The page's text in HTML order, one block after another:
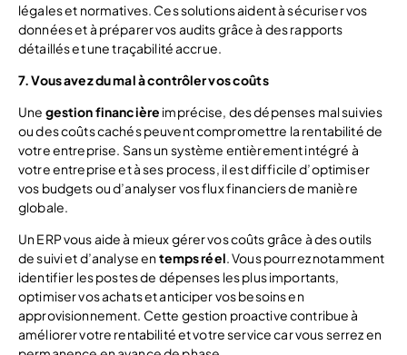
légales et normatives. Ces solutions aident à sécuriser vos
données et à préparer vos audits grâce à des rapports
détaillés et une traçabilité accrue.
7. Vous avez du mal à contrôler vos coûts
Une gestion financière imprécise, des dépenses mal suivies
ou des coûts cachés peuvent compromettre la rentabilité de
votre entreprise. Sans un système entièrement intégré à
votre entreprise et à ses process, il est difficile d’optimiser
vos budgets ou d’analyser vos flux financiers de manière
globale.
Un ERP vous aide à mieux gérer vos coûts grâce à des outils
de suivi et d’analyse entemps réel. Vous pourrez notamment
identifier les postes de dépenses les plus importants,
optimiser vos achats et anticiper vos besoins en
approvisionnement. Cette gestion proactive contribue à
améliorer votre rentabilité et votre service car vous serrez en